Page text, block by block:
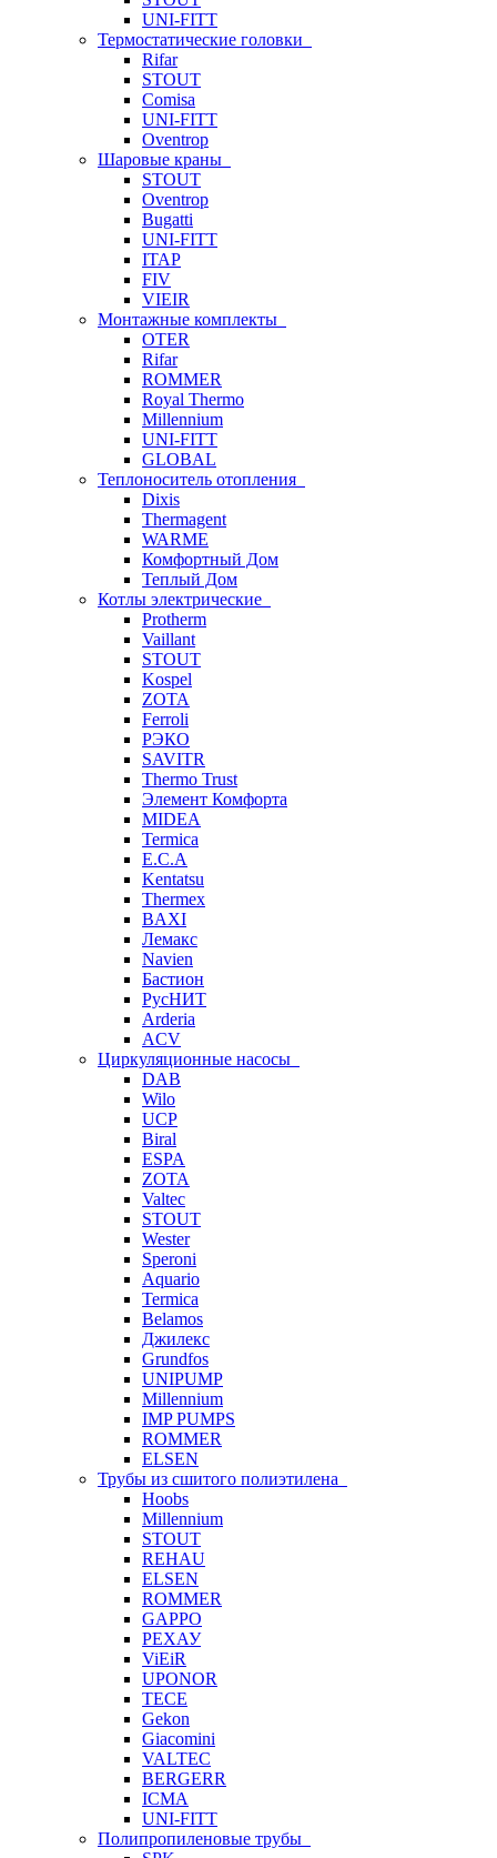
UNI-FITT
Термостатические головки
Rifar
STOUT
Comisa
UNI-FITT
Oventrop
Шаровые краны
STOUT
Oventrop
Bugatti
UNI-FITT
ITAP
FIV
VIEIR
Монтажные комплекты
OTER
Rifar
ROMMER
Royal Thermo
Millennium
UNI-FITT
GLOBAL
Теплоноситель отопления
Dixis
Thermagent
WARME
Комфортный Дом
Теплый Дом
Котлы электрические
Protherm
Vaillant
STOUT
Kospel
ZOTA
Ferroli
РЭКО
SAVITR
Thermo Trust
Элемент Комфорта
MIDEA
Termica
E.C.A
Kentatsu
Thermex
BAXI
Лемакс
Navien
Бастион
РусНИТ
Arderia
ACV
Циркуляционные насосы
DAB
Wilo
UCP
Biral
ESPA
ZOTA
Valtec
STOUT
Wester
Speroni
Aquario
Termica
Belamos
Джилекс
Grundfos
UNIPUMP
Millennium
IMP PUMPS
ROMMER
ELSEN
Трубы из сшитого полиэтилена
Hoobs
Millennium
STOUT
REHAU
ELSEN
ROMMER
GAPPO
РЕХАУ
ViEiR
UPONOR
TECE
Gekon
Giacomini
VALTEC
BERGERR
ICMA
UNI-FITT
Полипропиленовые трубы